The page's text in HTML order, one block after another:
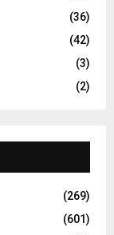
(36)
(42)
(3)
(2)
(269)
(601)